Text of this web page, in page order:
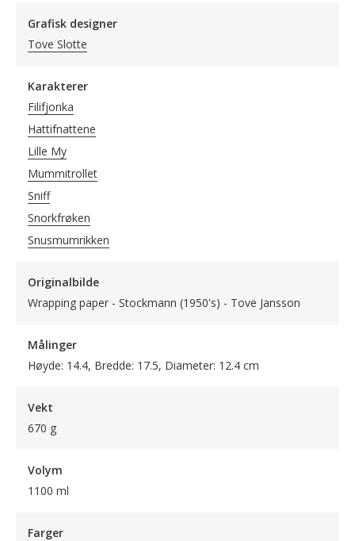
Grafisk designer
Tove Slotte
Karakterer
Filifjonka
Hattifnattene
Lille My
Mummitrollet
Sniff
Snorkfrøken
Snusmumrikken
Originalbilde
Wrapping paper - Stockmann (1950's) - Tove Jansson
Målinger
Høyde: 14.4, Bredde: 17.5, Diameter: 12.4 cm
Vekt
670 g
Volym
1100 ml
Farger